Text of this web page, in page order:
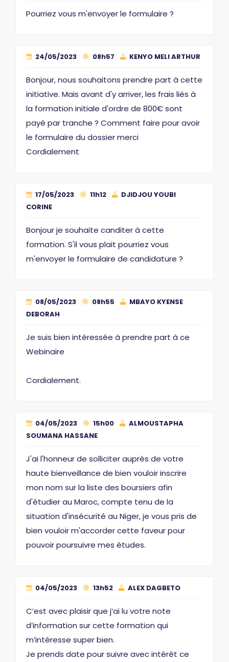
Pourriez vous m'envoyer le formulaire ?
24/05/2023 08h57 KENYO MELI ARTHUR
Bonjour, nous souhaitons prendre part à cette
initiative. Mais avant d'y arriver, les frais liés à
la formation initiale d'ordre de 800€ sont
payé par tranche ? Comment faire pour avoir
le formulaire du dossier merci
Cordialement
17/05/2023 11h12
DJIDJOU YOUBI
CORINE
Bonjour je souhaite canditer à cette
formation. S'il vous plait pourriez vous
m'envoyer le formulaire de candidature ?
08/05/2023 08h55
MBAYO KYENSE
DEBORAH
Je suis bien intéressée à prendre part à ce
Webinaire
Cordialement.
04/05/2023 15h00
ALMOUSTAPHA
SOUMANA HASSANE
J'ai l'honneur de solliciter auprès de votre
haute bienveillance de bien vouloir inscrire
mon nom sur la liste des boursiers afin
d'étudier au Maroc, compte tenu de la
situation d'insécurité au Niger, je vous pris de
bien vouloir m'accorder cette faveur pour
pouvoir poursuivre mes études.
04/05/2023 13h52 ALEX DAGBETO
C’est avec plaisir que j’ai lu votre note
d’information sur cette formation qui
m’intéresse super bien.
Je prends date pour suivre avec intérêt ce